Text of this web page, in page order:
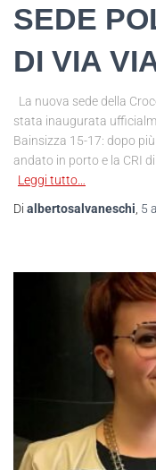
SEDE
DI VIA
La nuova sede della
stata inaugurata
Bainsizza 15-17: dopo
andato in porto e la CRI
Leggi tutto…
Di albertosalvaneschi 5